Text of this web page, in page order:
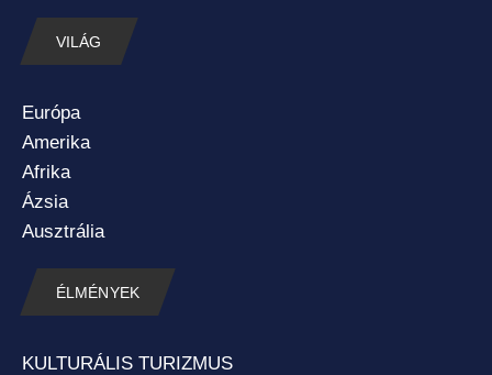
VILÁG
Európa
Amerika
Afrika
Ázsia
Ausztrália
ÉLMÉNYEK
KULTURÁLIS TURIZMUS